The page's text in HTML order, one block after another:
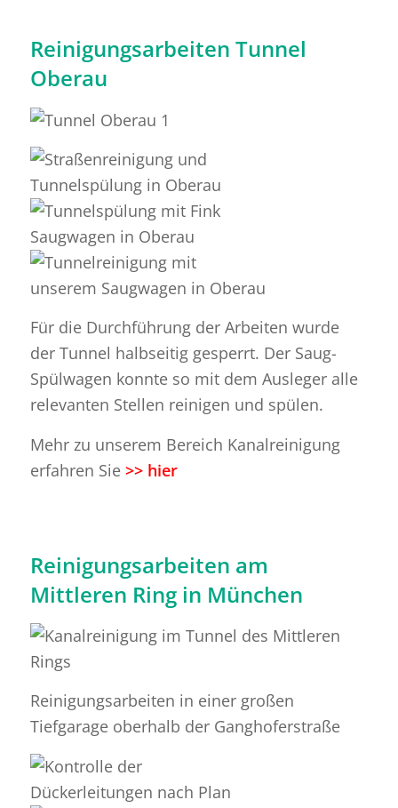
Reinigungsarbeiten Tunnel
Oberau
Für die Durchführung der Arbeiten wurde
der Tunnel halbseitig gesperrt. Der Saug-
Spülwagen konnte so mit dem Ausleger alle
relevanten Stellen reinigen und spülen.
Mehr zu unserem Bereich Kanalreinigung
erfahren Sie >> hier
Reinigungsarbeiten am
Mittleren Ring in München
Reinigungsarbeiten in einer großen
Tiefgarage oberhalb der Ganghoferstraße